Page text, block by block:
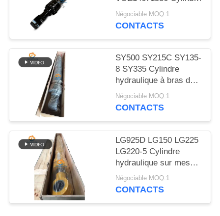
SITE
POLITIQUE
CONFIDENTIALITÉ
hydraulique à bouchon
à bras pour EC480D
Négociable MOQ:1
CONTACTS
SY500 SY215C SY135-
8 SY335 Cylindre
hydraulique à bras de
soupape cylindre sur
excavatrice
Négociable MOQ:1
CONTACTS
LG925D LG150 LG225
LG220-5 Cylindre
hydraulique sur mesure
avec bouchon de bras
pour excavatrice
Négociable MOQ:1
CONTACTS